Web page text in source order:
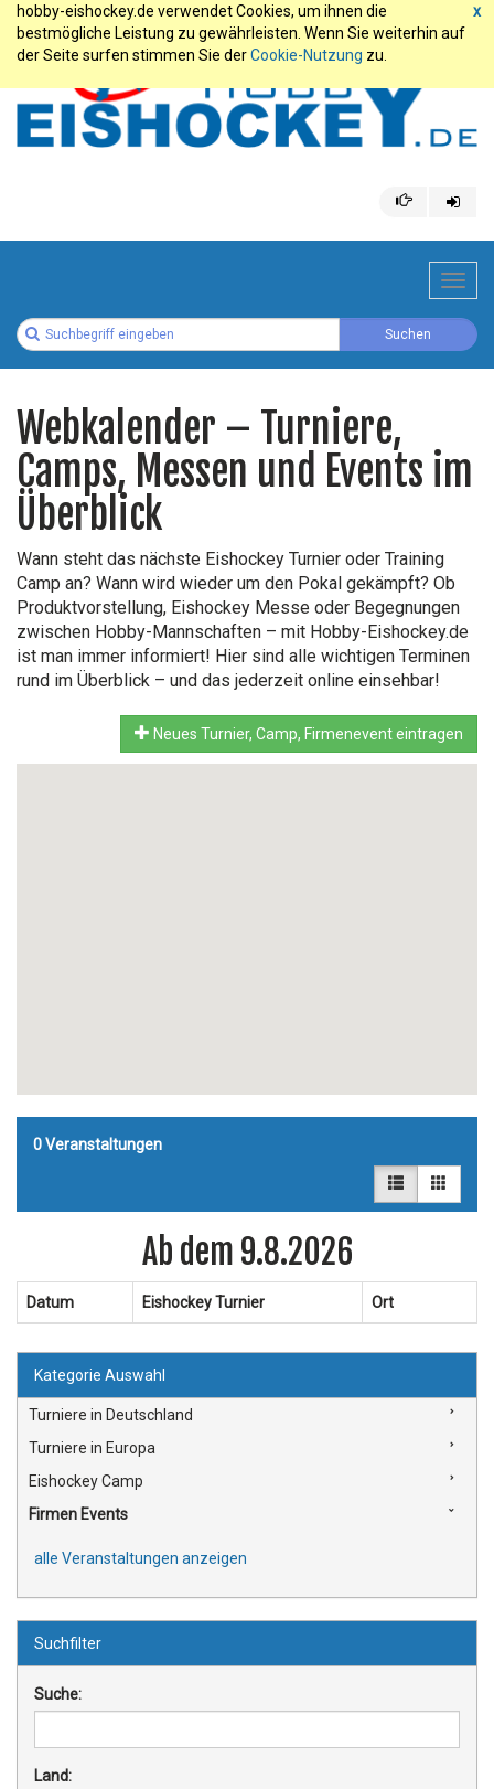
x
hobby-eishockey.de verwendet Cookies, um ihnen die
bestmögliche Leistung zu gewährleisten. Wenn Sie weiterhin auf
der Seite surfen stimmen Sie derCookie-Nutzung zu.
Webkalender – Turniere,
Camps, Messen und Events im
Überblick
Wann steht das nächste Eishockey Turnier oder Training
Camp an? Wann wird wieder um den Pokal gekämpft? Ob
Produktvorstellung, Eishockey Messe oder Begegnungen
zwischen Hobby-Mannschaften – mit Hobby-Eishockey.de
ist man immer informiert! Hier sind alle wichtigen Terminen
rund im Überblick – und das jederzeit online einsehbar!
Neues Turnier, Camp, Firmenevent eintragen
0Veranstaltungen
Ab dem 9.8.2026
Datum Eishockey Turnier Ort
Kategorie Auswahl
Turniere in Deutschland
Turniere in Europa
Eishockey Camp
Firmen Events
alle Veranstaltungen anzeigen
Suchfilter
Suche:
Land: